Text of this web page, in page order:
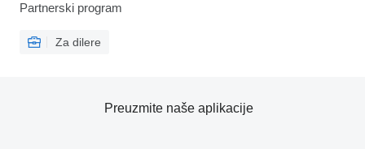
Partnerski program
Za dilere
Preuzmite naše aplikacije